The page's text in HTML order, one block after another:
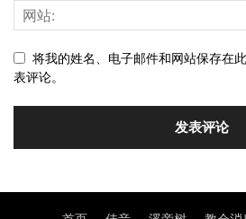
将我的姓名、电子邮件和网站保存在
表评论。